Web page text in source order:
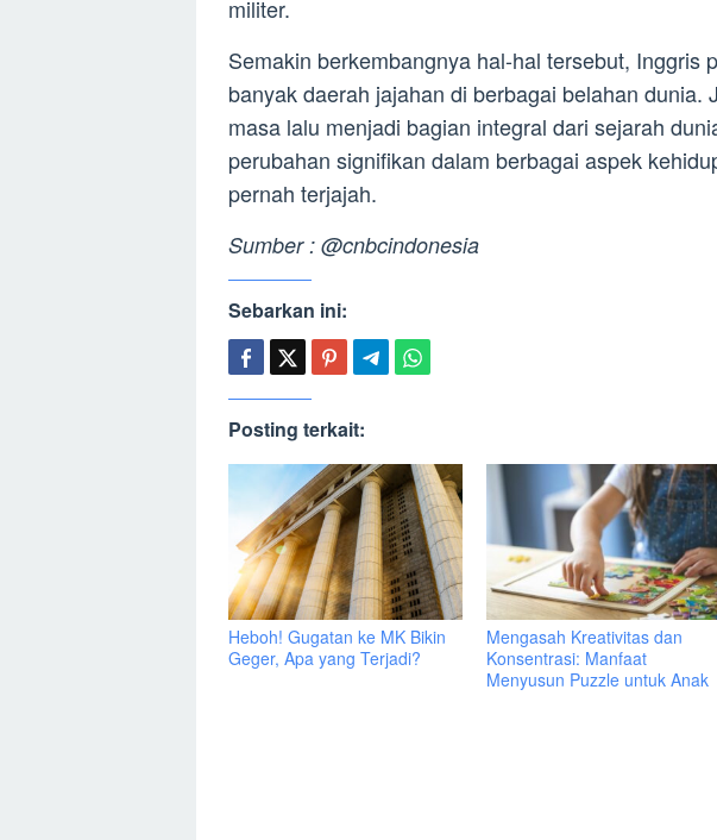
militer.
Semakin berkembangnya hal-hal tersebut, Inggris
banyak daerah jajahan di berbagai belahan dunia.
masa lalu menjadi bagian integral dari sejarah
perubahan signifikan dalam berbagai aspek
pernah terjajah.
Sumber : @cnbcindonesia
Sebarkan ini:
Posting terkait:
Heboh! Gugatan ke MK Bikin
Geger, Apa yang Terjadi?
Mengasah Kreativitas dan
Konsentrasi: Manfaat
Menyusun Puzzle untuk Anak